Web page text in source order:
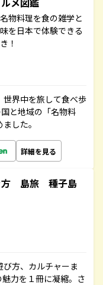
物料理を食の雑学と
を日本で体験できる
！
界中を旅して食べ歩
と地域の「名物料
した。
詳細を見る
方 島旅 種子島
方、カルチャーま
力を１冊に凝縮。さ